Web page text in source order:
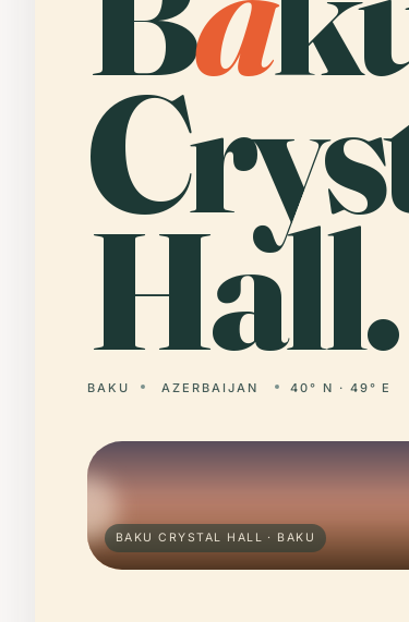
Hall.
BAKU AZERBAIJAN 40° N · 49° E
BAKU CRYSTAL HALL · BAKU